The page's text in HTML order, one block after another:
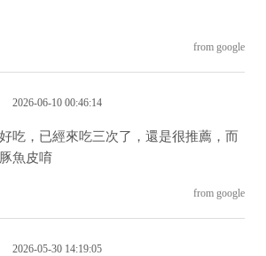
from google
2026-06-10 00:46:14
吃，已經來吃三次了，還是很推薦，而
魚皮唷
from google
2026-05-30 14:19:05